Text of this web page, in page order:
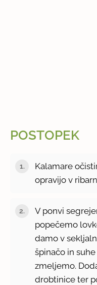
POSTOPEK
Kalamare
opravijo v
V ponvi
popečemo
damo v
špinačo in
zmeljemo.
drobtinice ter